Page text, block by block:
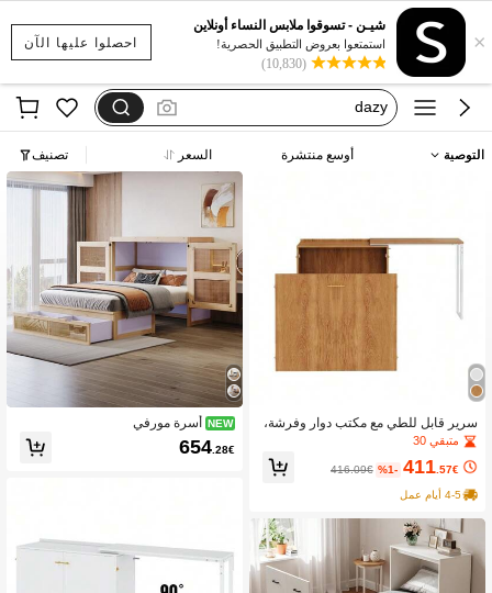
احصلوا عليها الآن ×
شيـن - تسوقوا ملابس النساء أونلاين
استمتعوا بعروض التطبيق الحصرية!
(10,830)
motf
فستان يخفي الكرش
dazy
بيجامات شتوية مقاس كبير
التوصية أوسع منتشرة السعر تصنيف
سرير قابل للطي مع مكتب دوار وفرشة،
سرير حائطي موفر للمساحة مع عجلات،
كاتب المنزل
متبقي 30
411 .57€
%1-
416.09€
4-5 أيام عمل
NEW أسرة مورفي
654.28€